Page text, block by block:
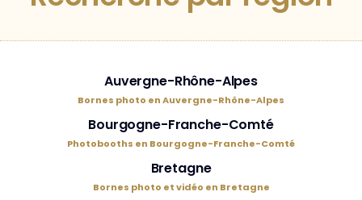
Auvergne-Rhône-Alpes
Bornes photo en Auvergne-Rhône-Alpes
Bourgogne-Franche-Comté
Photobooths en Bourgogne-Franche-Comté
Bretagne
Bornes photo et vidéo en Bretagne